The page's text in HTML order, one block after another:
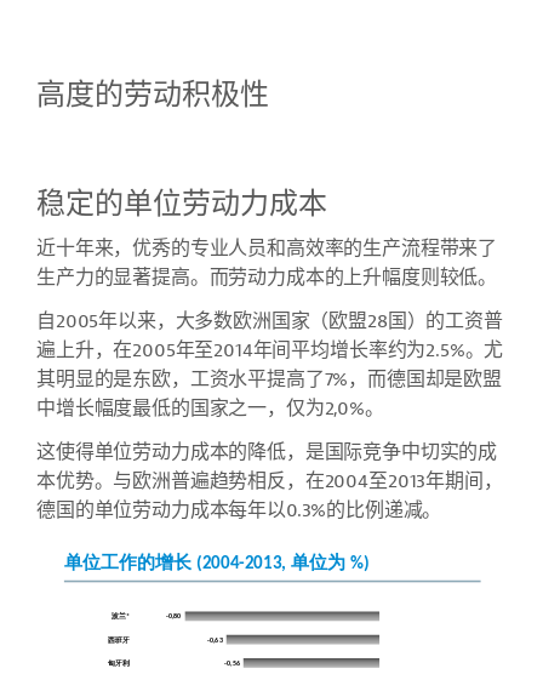
高度的劳动积极性
稳定的单位劳动力成本
近十年来，优秀的专业人员和高效率的生产流程带来了
生产力的显著提高。而劳动力成本的上升幅度则较低。
自2005年以来，大多数欧洲国家（欧盟28国）的工资普
遍上升，在2005年至2014年间平均增长率约为2.5%。尤
其明显的是东欧，工资水平提高了7% ，而德国却是欧盟
中增长幅度最低的国家之一，仅为2,0%。
这使得单位劳动力成本的降低，是国际竞争中切实的成
本优势。与欧洲普遍趋势相反，在2004至2013年期间，
德国的单位劳动力成本每年以0.3%的比例递减。